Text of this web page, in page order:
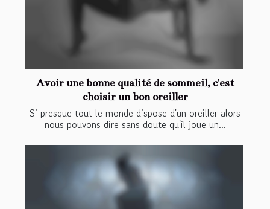
Avoir une bonne qualité de sommeil, c'est
choisir un bon oreiller
Si presque tout le monde dispose d'un oreiller alors
nous pouvons dire sans doute qu'il joue un...